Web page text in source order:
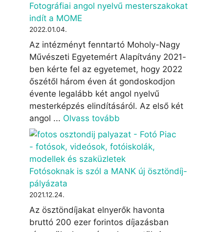
Fotográfiai angol nyelvű mesterszakokat
indít a MOME
2022.01.04.
Az intézményt fenntartó Moholy-Nagy
Művészeti Egyetemért Alapítvány 2021-
ben kérte fel az egyetemet, hogy 2022
őszétől három éven át gondoskodjon
évente legalább két angol nyelvű
mesterképzés elindításáról. Az első két
angol ... Olvass tovább
Fotósoknak is szól a MANK új ösztöndíj-
pályázata
2021.12.24.
Az ösztöndíjakat elnyerők havonta
bruttó 200 ezer forintos díjazásban